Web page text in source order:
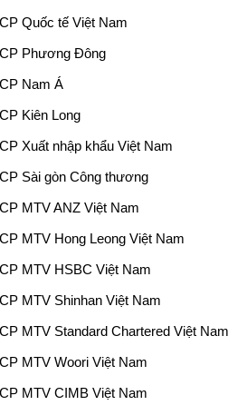
Quốc tế Việt Nam
Phương Đông
Nam Á
Kiên Long
Xuất nhập khẩu Việt Nam
Sài gòn Công thương
MTV ANZ Việt Nam
MTV Hong Leong Việt Nam
MTV HSBC Việt Nam
MTV Shinhan Việt Nam
MTV Standard Chartered Việt Nam
MTV Woori Việt Nam
MTV CIMB Việt Nam